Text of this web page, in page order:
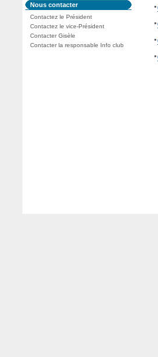
Dans
la
rubrique
:
Nous contacter
Contactez le Président
Contactez le vice-Président
Contacter Gisèle
Contacter la responsable Info club